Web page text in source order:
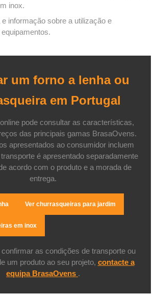
inox.
informação sobre a utilização e
um forno a lenha ou
em Portugal
pode consultar as características,
das principais gamas BrasaOvens.
apresentados ao consumidor incluem
é apresentado separadamente
acordo com o produto e a morada de
entrega.
Ver churrasqueiras para jardim
em inox
as condições de transporte ou
um produto ao seu projeto, contacte a
equipa BrasaOvens .